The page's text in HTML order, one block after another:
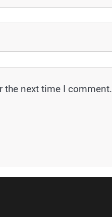
the next time I comment.